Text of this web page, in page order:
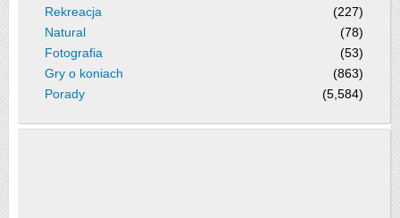
Rekreacja
(227)
Natural
(78)
Fotografia
(53)
Gry o koniach
(863)
Porady
(5,584)